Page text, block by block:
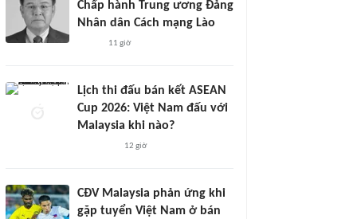
Chấp hành Trung ương Đảng
Nhân dân Cách mạng Lào
11 giờ
Lịch thi đấu bán kết ASEAN
Cup 2026: Việt Nam đấu với
Malaysia khi nào?
12 giờ
CĐV Malaysia phản ứng khi
gặp tuyển Việt Nam ở bán